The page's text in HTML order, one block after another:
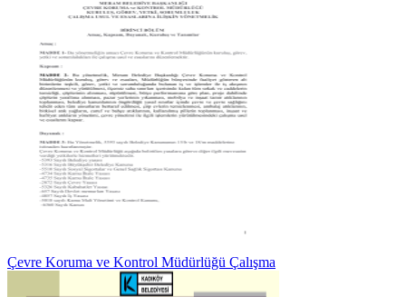
Çevre Koruma ve Kontrol Müdürlüğü Çalışma